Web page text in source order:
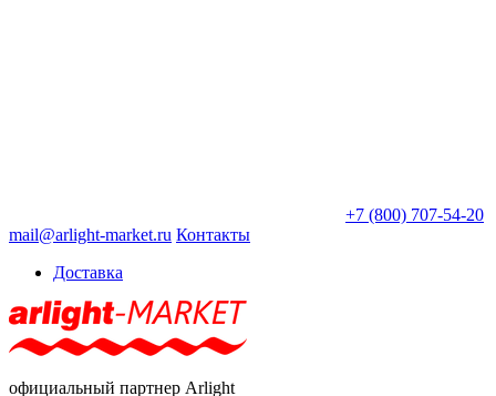
+7 (800) 707-54-20
mail@arlight-market.ru Контакты
Доставка
официальный партнер Arlight